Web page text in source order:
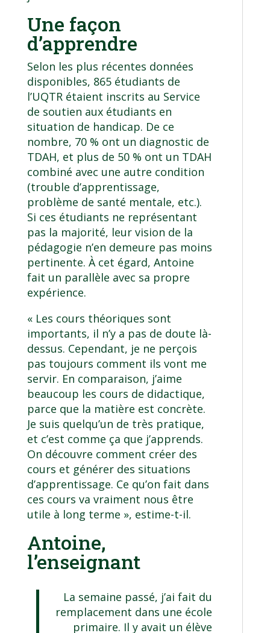
Une façon
d’apprendre
Selon les plus récentes données
disponibles, 865 étudiants de
l’UQTR étaient inscrits au Service
de soutien aux étudiants en
situation de handicap. De ce
nombre, 70 % ont un diagnostic de
TDAH, et plus de 50 % ont un TDAH
combiné avec une autre condition
(trouble d’apprentissage,
problème de santé mentale, etc.).
Si ces étudiants ne représentant
pas la majorité, leur vision de la
pédagogie n’en demeure pas moins
pertinente. À cet égard, Antoine
fait un parallèle avec sa propre
expérience.
« Les cours théoriques sont
importants, il n’y a pas de doute là-
dessus. Cependant, je ne perçois
pas toujours comment ils vont me
servir. En comparaison, j’aime
beaucoup les cours de didactique,
parce que la matière est concrète.
Je suis quelqu’un de très pratique,
et c’est comme ça que j’apprends.
On découvre comment créer des
cours et générer des situations
d’apprentissage. Ce qu’on fait dans
ces cours va vraiment nous être
utile à long terme », estime-t-il.
Antoine,
l’enseignant
La semaine passé, j’ai fait du
remplacement dans une école
primaire. Il y avait un élève